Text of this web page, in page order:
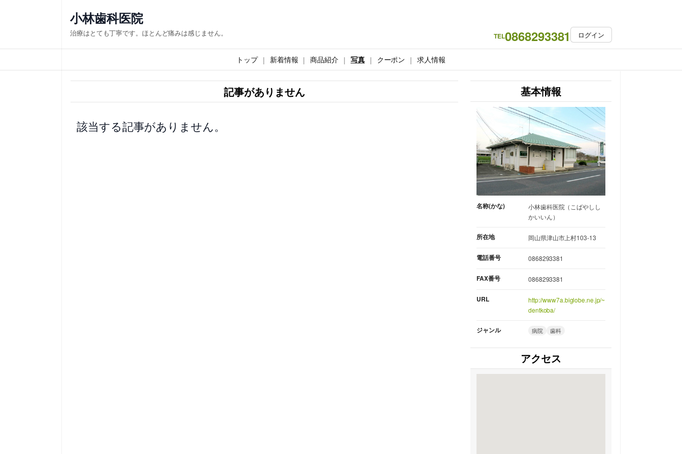
ス
キ
小林歯科医院
治療はとても丁寧です。ほとんど痛みは感じません。 TEL0868293381 ログイン
トップ 新着情報 商品紹介 写真 クーポン 求人情報
記事がありません
該当する記事がありません。
基本情報
名称(かな)
小林歯科医院（こばやしし
かいいん）
所在地 岡山県津山市上村103-13
電話番号 0868293381
FAX番号 0868293381
URL
http://www7a.biglobe.ne.jp/~
dentkoba/
ジャンル 病院 歯科
アクセス